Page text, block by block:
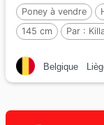
Poney à vendre
145 cm
Par :
Belgique